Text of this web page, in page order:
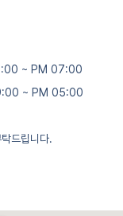
~ PM 07:00
~ PM 05:00
드립니다.